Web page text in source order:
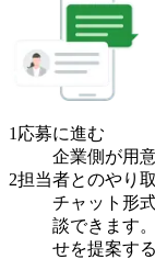
1 応募に進む
企業側が用
2担当者とのやり
チャット形
談できます
せを提案す